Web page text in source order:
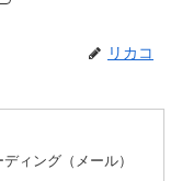
リカコ
ィング（メール）